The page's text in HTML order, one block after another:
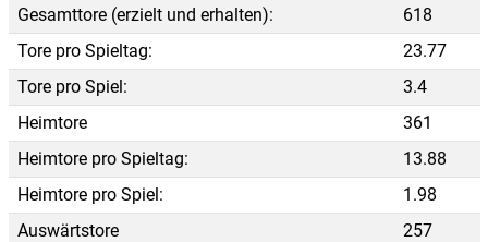
Gesamttore (erzielt und erhalten):
618
Tore pro Spieltag:
23.77
Tore pro Spiel:
3.4
Heimtore
361
Heimtore pro Spieltag:
13.88
Heimtore pro Spiel:
1.98
Auswärtstore
257